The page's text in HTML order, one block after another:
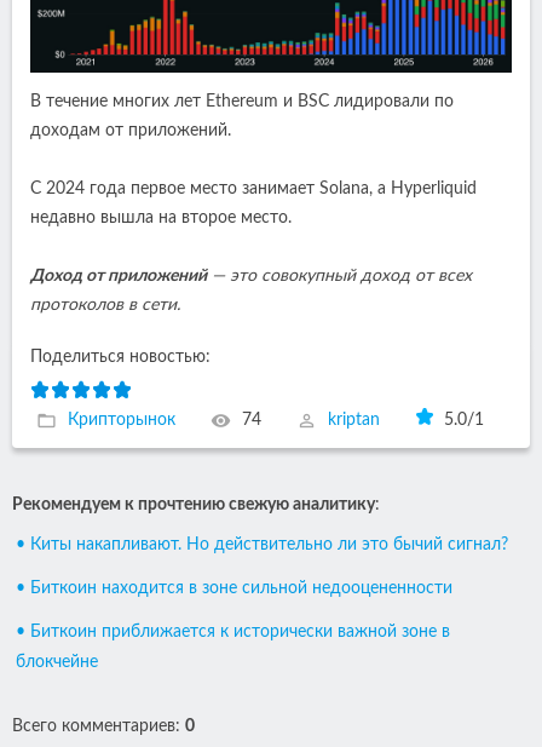
В течение многих лет Ethereum и BSC лидировали по
доходам от приложений.
С 2024 года первое место занимает Solana, а Hyperliquid
недавно вышла на второе место.
Доход от приложений— это совокупный доход от всех
протоколов в сети.
Поделиться новостью:
Крипторынок 74 kriptan 5.0/1
Рекомендуем к прочтению свежую аналитику:
• Киты накапливают. Но действительно ли это бычий сигнал?
• Биткоин находится в зоне сильной недооцененности
• Биткоин приближается к исторически важной зоне в
блокчейне
Всего комментариев: 0